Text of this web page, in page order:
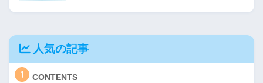
人気の記事
1 CONTENTS